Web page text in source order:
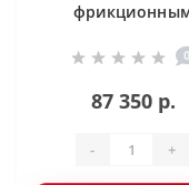
1/2" M18 FUEL
0
87 350 р.
- +